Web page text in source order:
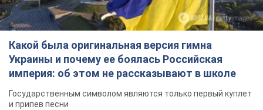
Какой была оригинальная версия гимна
Украины и почему ее боялась Российская
империя: об этом не рассказывают в школе
Государственным символом являются только первый куплет
и припев песни